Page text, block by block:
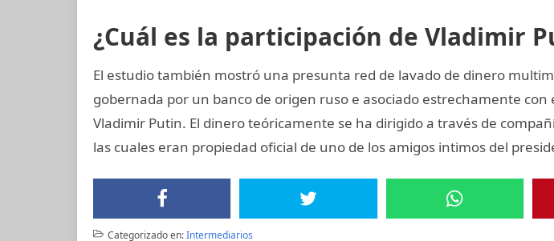
¿Cuál es la participación de Vladimir
El estudio también mostró una presunta red de lavado de dinero
gobernada por un banco de origen ruso e asociado estrechamente con
Vladimir Putin. El dinero teóricamente se ha dirigido a través de
las cuales eran propiedad oficial de uno de los amigos intimos del
Categorizado en:Intermediarios